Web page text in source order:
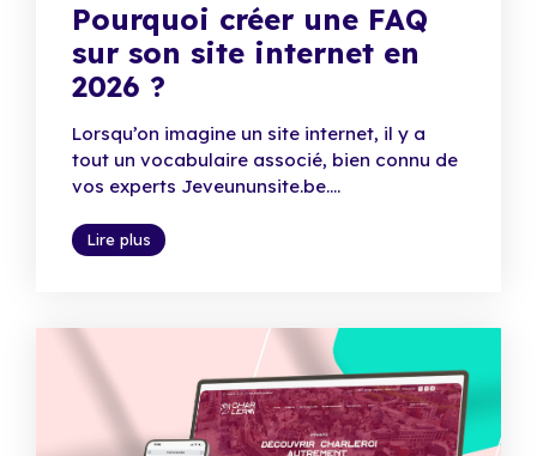
Pourquoi créer une FAQ
sur son site internet en
2026 ?
Lorsqu’on imagine un site internet, il y a
tout un vocabulaire associé, bien connu de
vos experts Jeveununsite.be....
Lire plus